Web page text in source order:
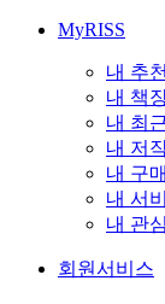
MyRISS
내 추
내 책
내 최
내 저
내 구
내 서
내 관
회원서비스